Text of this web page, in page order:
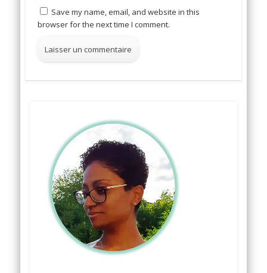
Save my name, email, and website in this
browser for the next time I comment.